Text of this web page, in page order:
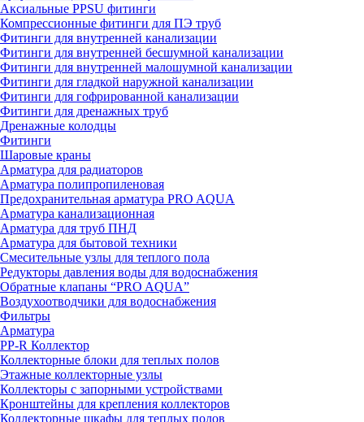
Аксиальные PPSU фитинги
Компрессионные фитинги для ПЭ труб
Фитинги для внутренней канализации
Фитинги для внутренней бесшумной канализации
Фитинги для внутренней малошумной канализации
Фитинги для гладкой наружной канализации
Фитинги для гофрированной канализации
Фитинги для дренажных труб
Дренажные колодцы
Фитинги
Шаровые краны
Арматура для радиаторов
Арматура полипропиленовая
Предохранительная арматура PRO AQUA
Арматура канализационная
Арматура для труб ПНД
Арматура для бытовой техники
Смесительные узлы для теплого пола
Редукторы давления воды для водоснабжения
Обратные клапаны “PRO AQUA”
Воздухоотводчики для водоснабжения
Фильтры
Арматура
PP-R Коллектор
Коллекторные блоки для теплых полов
Этажные коллекторные узлы
Коллекторы с запорными устройствами
Кронштейны для крепления коллекторов
Коллекторные шкафы для теплых полов